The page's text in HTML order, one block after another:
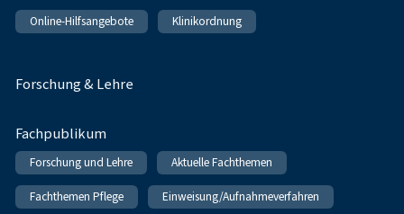
Online-Hilfsangebote Klinikordnung
Forschung & Lehre
Fachpublikum
Forschung und Lehre Aktuelle Fachthemen
Fachthemen Pflege Einweisung/Aufnahmeverfahren